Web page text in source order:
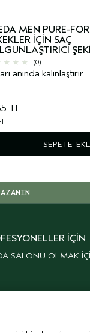
MEN PURE-
IÇIN SAÇ
(0)
anında kalınlaştırır
TL
SEPETE
İÇIN
SALONU OLMAK